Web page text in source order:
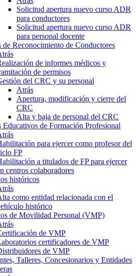
Solicitud apertura nuevo curso ADR
para conductores
Solicitud apertura nuevo curso ADR
para personal docente
de Reconocimiento de Conductores
de informes médicos y
de permisos
del CRC y su personal
Atrás
Apertura, modificación y cierre del
CRC
Alta y baja de personal del CRC
Educativos de Formación Profesional
para ejercer como profesor del
FP
a titulados de FP para ejercer
centros colaboradores
históricos
como entidad relacionada con el
histórico
de Movilidad Personal (VMP)
de VMP
certificadores de VMP
de VMP
Talleres, Concesionarios y Entidades